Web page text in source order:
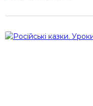
це необхідно),
[…]